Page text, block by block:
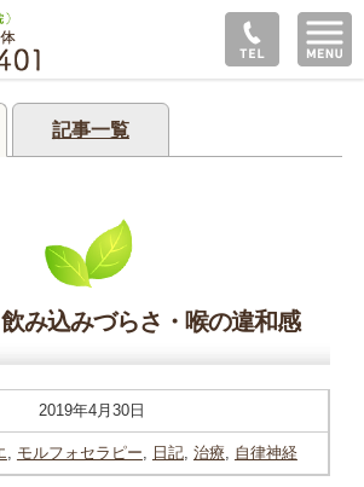
記事一覧
み込みづらさ・喉の違和感
2019年4月30日
, モルフォセラピー, 日記, 治療, 自律神経